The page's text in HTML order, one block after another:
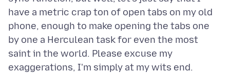
have a metric crap ton of open tabs on my old
phone, enough to make opening the tabs one
by one a Herculean task for even the most
saint in the world. Please excuse my